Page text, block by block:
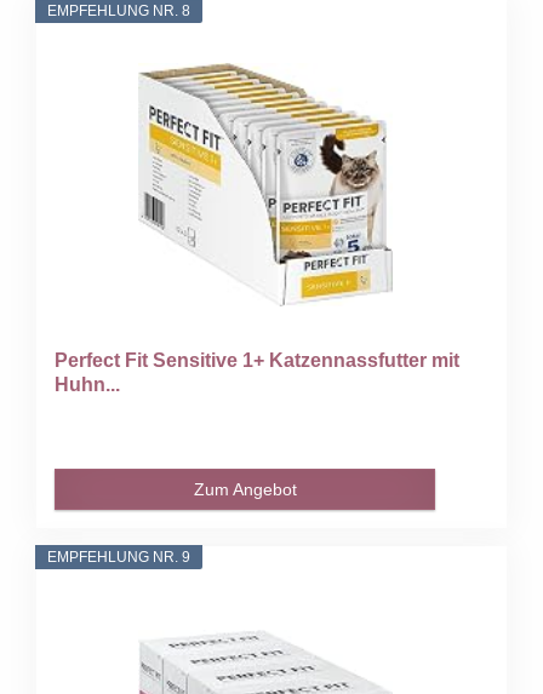
EMPFEHLUNG NR. 8
Perfect Fit Sensitive 1+ Katzennassfutter mit
Huhn...
Zum Angebot
EMPFEHLUNG NR. 9